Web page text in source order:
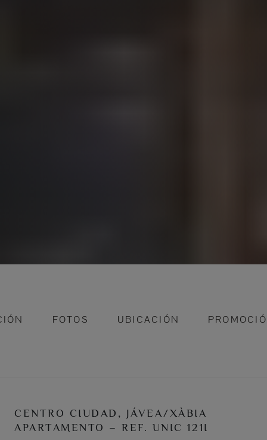
FOTOS UBICACIÓN
CENTRO CIUDAD, JÁVEA/XÀBIA
APARTAMENTO – REF. UNIC 121I